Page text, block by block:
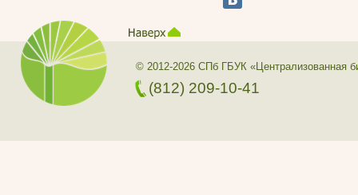
© 2012-2026 СПб ГБУК «Централизованная
(812) 209-10-41